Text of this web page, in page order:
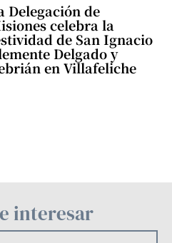
Delegación de
celebra la
de San Ignacio
Delgado y
en Villafeliche
interesar